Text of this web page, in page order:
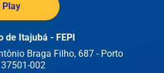
Play
de Itajubá - FEPI
Braga Filho, 687 - Porto
002